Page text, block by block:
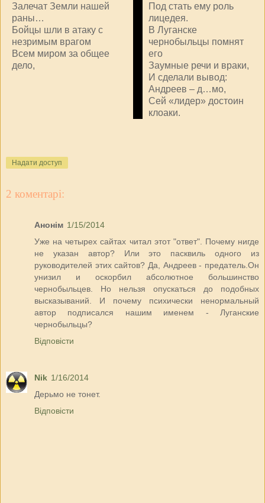
Залечат Земли нашей
раны…
Бойцы шли в атаку с
незримым врагом
Всем миром за общее
дело,
Под стать ему роль
лицедея.
В Луганске
чернобыльцы помнят
его
Заумные речи и враки,
И сделали вывод:
Андреев – д…мо,
Сей «лидер» достоин
клоаки.
Надати доступ
2 коментарі:
Анонім 1/15/2014
Уже на четырех сайтах читал этот "ответ". Почему нигде
не указан автор? Или это пасквиль одного из
руководителей этих сайтов? Да, Андреев - предатель.Он
унизил и оскорбил абсолютное большинство
чернобыльцев. Но нельзя опускаться до подобных
высказываний. И почему психически ненормальный
автор подписался нашим именем - Луганские
чернобыльцы?
Відповісти
Nik 1/16/2014
Дерьмо не тонет.
Відповісти